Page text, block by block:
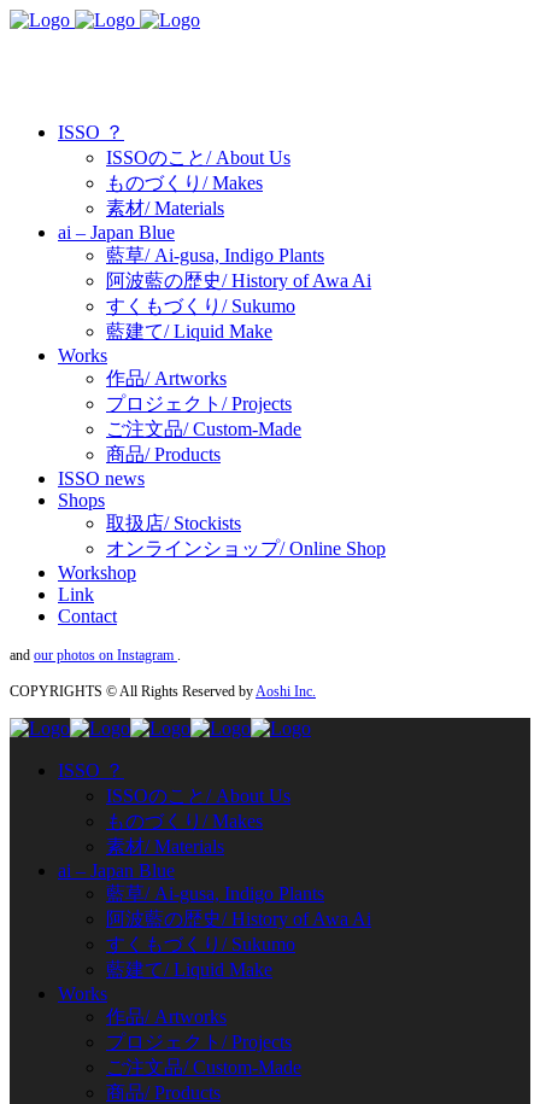
ISSO ？
ISSOのこと/ About Us
ものづくり/ Makes
素材/ Materials
ai – Japan Blue
藍草/ Ai-gusa, Indigo Plants
阿波藍の歴史/ History of Awa Ai
すくもづくり/ Sukumo
藍建て/ Liquid Make
Works
作品/ Artworks
プロジェクト/ Projects
ご注文品/ Custom-Made
商品/ Products
ISSO news
Shops
取扱店/ Stockists
オンラインショップ/ Online Shop
Workshop
Link
Contact
and our photos on Instagram
COPYRIGHTS © All Rights Reserved by Aoshi Inc.
ISSO ？
ISSOのこと/ About Us
ものづくり/ Makes
素材/ Materials
ai – Japan Blue
藍草/ Ai-gusa, Indigo Plants
阿波藍の歴史/ History of Awa Ai
すくもづくり/ Sukumo
藍建て/ Liquid Make
Works
作品/ Artworks
プロジェクト/ Projects
ご注文品/ Custom-Made
商品/ Products